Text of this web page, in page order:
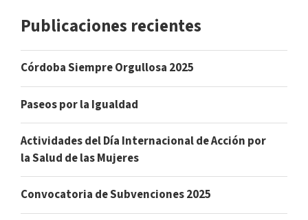
Publicaciones recientes
Córdoba Siempre Orgullosa 2025
Paseos por la Igualdad
Actividades del Día Internacional de Acción por
la Salud de las Mujeres
Convocatoria de Subvenciones 2025